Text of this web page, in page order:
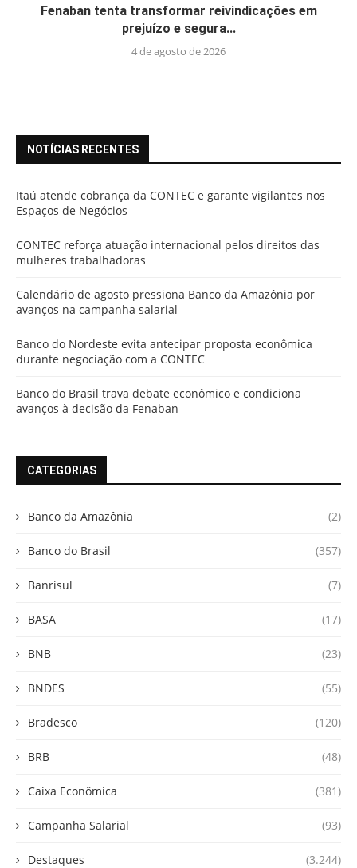
Fenaban tenta transformar reivindicações em
prejuízo e segura...
4 de agosto de 2026
NOTÍCIAS RECENTES
Itaú atende cobrança da CONTEC e garante vigilantes nos
Espaços de Negócios
CONTEC reforça atuação internacional pelos direitos das
mulheres trabalhadoras
Calendário de agosto pressiona Banco da Amazônia por
avanços na campanha salarial
Banco do Nordeste evita antecipar proposta econômica
durante negociação com a CONTEC
Banco do Brasil trava debate econômico e condiciona
avanços à decisão da Fenaban
CATEGORIAS
Banco da Amazônia (2)
Banco do Brasil (357)
Banrisul (7)
BASA (17)
BNB (23)
BNDES (55)
Bradesco (120)
BRB (48)
Caixa Econômica (381)
Campanha Salarial (93)
Destaques (3.244)